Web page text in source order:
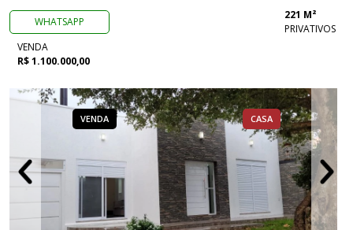
WHATSAPP
221 M²
PRIVATIVOS
VENDA
R$ 1.100.000,00
VENDA CASA